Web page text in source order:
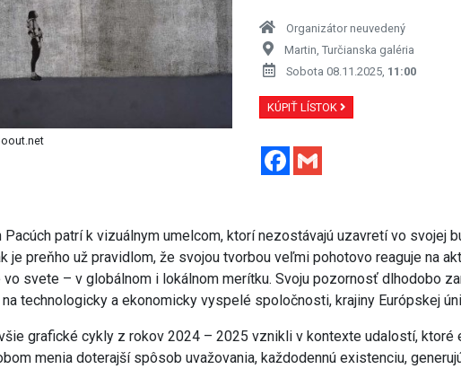
Organizátor neuvedený
Martin, Turčianska galéria
Sobota 08.11.2025, 11:00
KÚPIŤ LÍSTOK
Facebook
Pacúch patrí k vizuálnym umelcom, ktorí nezostávajú uzavretí vo svojej
je preňho už pravidlom, že svojou tvorbou veľmi pohotovo reaguje na
vo svete – v globálnom i lokálnom merítku. Svoju pozornosť dlhodobo
na technologicky a ekonomicky vyspelé spoločnosti, krajiny Európskej
grafické cykly z rokov 2024 – 2025 vznikli v kontexte udalostí, ktoré
menia doterajší spôsob uvažovania, každodennú existenciu,